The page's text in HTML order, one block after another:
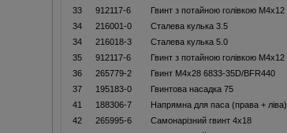
33
912117-6 Гвинт з потайною голівкою M4x12
34
216001-0 Сталева кулька 3.5
34
216018-3 Сталева кулька 5.0
35
912117-6 Гвинт з потайною голівкою M4x12
36
265779-2 Гвинт M4x28 6833-35D/BFR440
37
195183-0 Гвинтова насадка 75
41
188306-7 Напрямна для паса (права + ліва)
42
265995-6 Самонарізний гвинт 4x18